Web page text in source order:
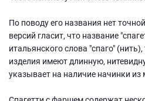
По поводу его названия нет
версий гласит, что название
итальянского слова "спаго"
изделия имеют длинную,
указывает на наличие начинки из